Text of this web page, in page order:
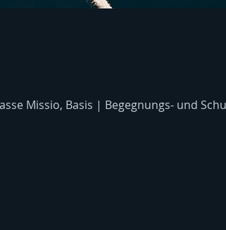
Missio, Basis | Begegnungs- und